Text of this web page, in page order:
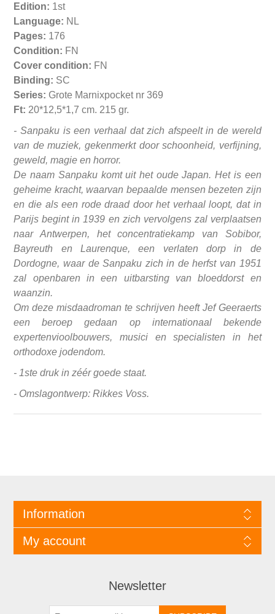
Edition: 1st
Language: NL
Pages: 176
Condition: FN
Cover condition: FN
Binding: SC
Series: Grote Marnixpocket nr 369
Ft: 20*12,5*1,7 cm. 215 gr.
- Sanpaku is een verhaal dat zich afspeelt in de wereld
van de muziek, gekenmerkt door schoonheid, verfijning,
geweld, magie en horror.
De naam Sanpaku komt uit het oude Japan. Het is een
geheime kracht, waarvan bepaalde mensen bezeten zijn
en die als een rode draad door het verhaal loopt, dat in
Parijs begint in 1939 en zich vervolgens zal verplaatsen
naar Antwerpen, het concentratiekamp van Sobibor,
Bayreuth en Laurenque, een verlaten dorp in de
Dordogne, waar de Sanpaku zich in de herfst van 1951
zal openbaren in een uitbarsting van bloeddorst en
waanzin.
Om deze misdaadroman te schrijven heeft Jef Geeraerts
een beroep gedaan op internationaal bekende
expertenvioolbouwers, musici en specialisten in het
orthodoxe jodendom.
- 1ste druk in zéér goede staat.
- Omslagontwerp: Rikkes Voss.
Information
My account
Newsletter